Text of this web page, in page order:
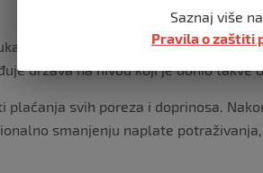
institucija sistema (zabrana rada,
država na nivou koji je donio takve
svih poreza i doprinosa.
smanjenju naplate
Saznaj više
Pravila o zaštiti